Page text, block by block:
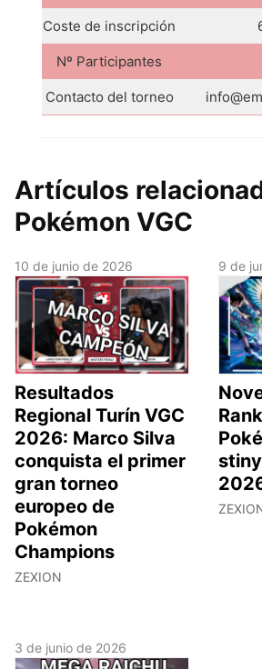
Coste de inscripción
Nº Participantes
Contacto del torneo
Artículos
Pokémon VGC
10 de junio de 2026
Resultados
Regional Turín VGC
2026: Marco Silva
conquista el primer
gran torneo
europeo de
Pokémon
Champions
ZEXION
9 de
3 de junio de 2026